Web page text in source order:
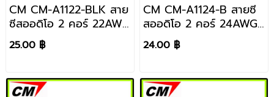
CM CM-A1122-BLK สาย
ซีสออดิโอ 2 คอร์ 22AWG
ราคา / 1 เมตร
25.00 ฿
CM CM-A1124-B สายซี
สออดิโอ 2 คอร์ 24AWG
ราคา / 1 เมตร
24.00 ฿